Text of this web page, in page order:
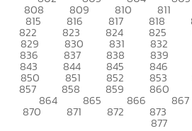
808 809 810 811
815 816 817 818
822 823 824 825
829 830 831 832
836 837 838 839
843 844 845 846
850 851 852 853
857 858 859 860
864 865 866 867
870 871 872 873
877